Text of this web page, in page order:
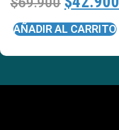
AÑADIR AL CARRITO